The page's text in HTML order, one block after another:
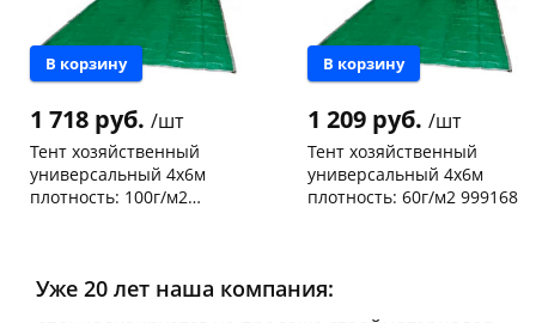
В корзину
1 718 руб. /шт
Тент хозяйственный
универсальный 4х6м
плотность: 100г/м2
147а
шт
Конева, 36
2 шт
В корзину
1 209 руб. /шт
Тент хозяйственный
универсальный 4х6м
плотность: 60г/м2 999168
147а
Конева, 36
Уже 20 лет наша компания:
об оплате Плайтом
25
раз в 2
Остались вопросы?
8 800 302-02-51